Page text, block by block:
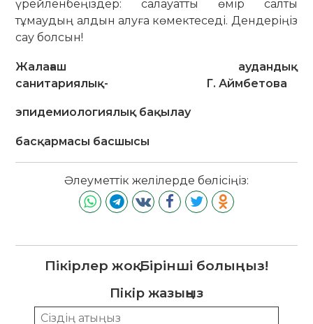
үрейленбеңіздер: салауатты өмір салты
тұмаудың алдын алуға көмектеседі. Дендеріңіз
сау болсын!
Жалағаш аудандық
санитариялық- Г. Аймбетова
эпидемиологиялық бақылау
басқармасы басшысы
Әлеуметтік желілерде бөлісіңіз:
Пікірлер жоқ. Бірінші болыңыз!
Пікір жазыңыз